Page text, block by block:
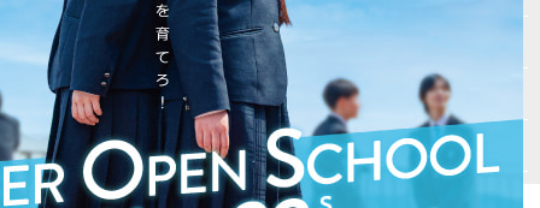
自宅受験
高校入試必勝マニュアル
書籍紹介